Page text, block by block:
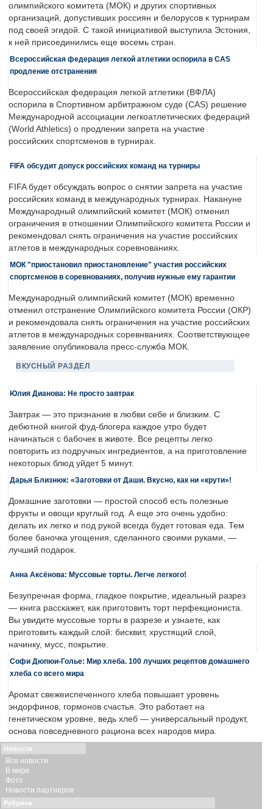
олимпийского комитета (МОК) и других спортивных
организаций, допустивших россиян и белорусов к турнирам
под своей эгидой. С такой инициативой выступила Эстония,
к ней присоединились еще восемь стран.
Всероссийская федерация легкой атлетики оспорила в CAS
продление отстранения
Всероссийская федерация легкой атлетики (ВФЛА)
оспорила в Спортивном арбитражном суде (CAS) решение
Международной ассоциации легкоатлетических федераций
(World Athletics) о продлении запрета на участие
российских спортсменов в турнирах.
FIFA обсудит допуск российских команд на турниры
FIFA будет обсуждать вопрос о снятии запрета на участие
российских команд в международных турнирах. Накануне
Международный олимпийский комитет (МОК) отменил
ограничения в отношении Олимпийского комитета России и
рекомендовал снять ограничения на участие российских
атлетов в международных соревнованиях.
МОК "приостановил приостановление" участия российских
спортсменов в соревнованиях, получив нужные ему гарантии
Международный олимпийский комитет (МОК) временно
отменил отстранение Олимпийского комитета России (ОКР)
и рекомендовала снять ограничения на участие российских
атлетов в международных соревнваниях. Соответствующее
заявление опубликовала пресс-служба МОК.
ВКУСНЫЙ РАЗДЕЛ
Юлия Дианова: Не просто завтрак
Завтрак — это признание в любви себе и близким. С
дебютной книгой фуд-блогера каждое утро будет
начинаться с бабочек в животе. Все рецепты легко
повторить из подручных ингредиентов, а на приготовление
некоторых блюд уйдет 5 минут.
Дарья Близнюк: «Заготовки от Даши. Вкусно, как ни «крути»!
Домашние заготовки — простой способ есть полезные
фрукты и овощи круглый год. А еще это очень удобно:
делать их легко и под рукой всегда будет готовая еда. Тем
более баночка угощения, сделанного своими руками, —
лучший подарок.
Анна Аксёнова: Муссовые торты. Легче легкого!
Безупречная форма, гладкое покрытие, идеальный разрез
— книга расскажет, как приготовить торт перфекциониста.
Вы увидите муссовые торты в разрезе и узнаете, как
приготовить каждый слой: бисквит, хрустящий слой,
начинку, мусс, покрытие.
Софи Дюпюи-Голье: Мир хлеба. 100 лучших рецептов домашнего
хлеба со всего мира
Аромат свежеиспеченного хлеба повышает уровень
эндорфинов, гормонов счастья. Это работает на
генетическом уровне, ведь хлеб — универсальный продукт,
основа повседневного рациона всех народов мира.
Новости
Все новости
В мире
Фото
Новости партнеров
Рубрики